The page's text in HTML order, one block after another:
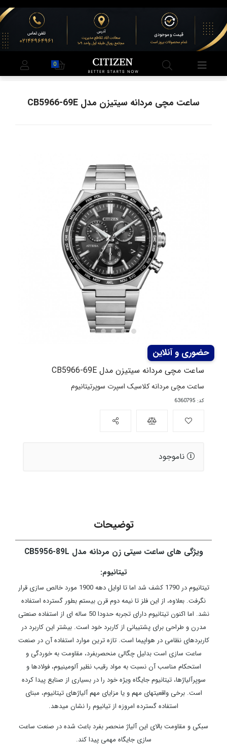
ساعت مچی مردانه سیتیزن مدل CB5966-69E
ساعت مچی مردانه سیتیزن مدل CB5966-69E
ساعت مچی مردانه کلاسیک اسپرت سوپرتیتانیوم
کد: 6360795
ناموجود
توضیحات
ویژگی های ساعت سیتی زن مردانه مدل CB5956-89L
تیتانیوم:
تیتانیوم در 1790 کشف شد اما تا اوایل دهه 1900 مورد خالص ­سازی قرار
نگرفت. بعلاوه، از این فلز تا نیمه دوم قرن بیستم بطور گسترده استفاده
نشد. اما اکنون تیتانیوم دارای تجربه حدودا 50 ساله­ ای از استفاده صنعتی
مدرن و طراحی برای پشتیبانی از کاربرد خود است. بیشتر این کاربرد در
کاربردهای نظامی در هواپیما است. تازه­ ترین موارد استفاده آن در صنعت
ساعت سازی است بدلیل چگالی منحصربفرد، مقاومت به خوردگی و
استحکام مناسب آن نسبت به مواد رقیب نظیر آلومینیوم، فولادها و
سوپرآلیاژها، تیتانیوم جایگاه ویژه خود را در بسیاری از صنایع پیدا کرده
است. برخی واقعیت­های مهم و یا مزایای مهم آلیاژهای تیتانیوم، مبنای
استفاده گسترده امروزه از تیانیوم را نشان می­دهد.
سبکی و مقاومت بالای این آلیاژ منحصر بفرد باعث شده در صنعت ساعت
سازی جایگاه مهمی پیدا کند.
0